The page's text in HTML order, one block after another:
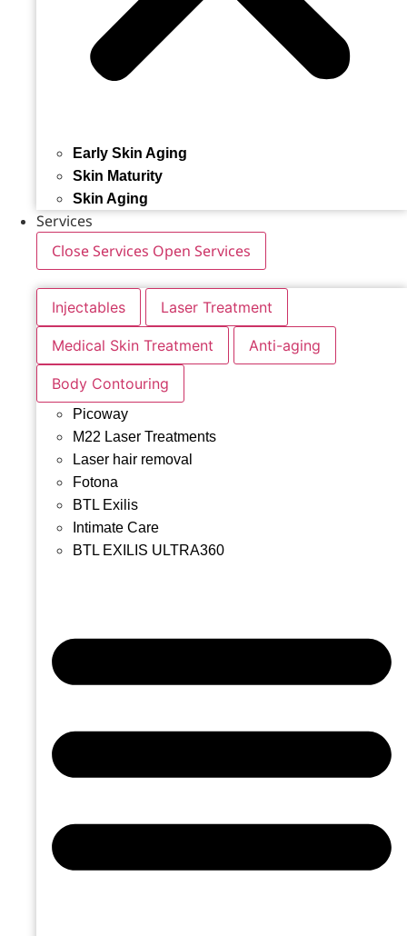
Early Skin Aging
Skin Maturity
Skin Aging
Services
Close Services Open Services
Injectables Laser Treatment
Medical Skin Treatment Anti-aging
Body Contouring
Picoway
M22 Laser Treatments
Laser hair removal
Fotona
BTL Exilis
Intimate Care
BTL EXILIS ULTRA360